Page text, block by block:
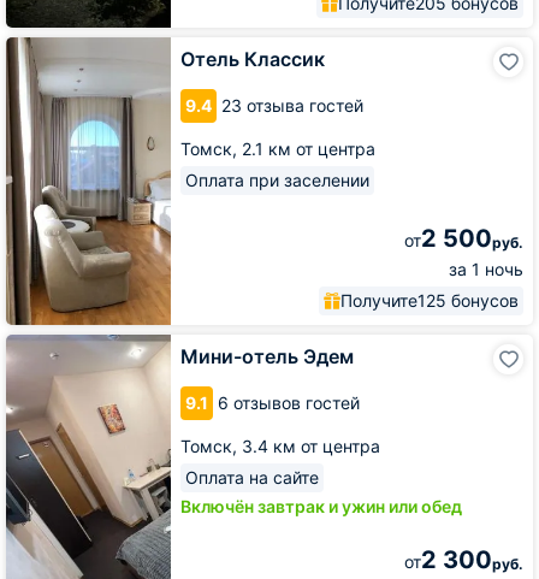
Отель Классик
9.4 23 отзыва гостей
Томск, 2.1 км от центра
Оплата при заселении
от2 500руб.
за 1 ночь
Получите125 бонусов
Отель
Классик
Мини-отель Эдем
9.1 6 отзывов гостей
Томск, 3.4 км от центра
Оплата на сайте
Включён завтрак и ужин или обед
от2 300руб.
Мини-
отель